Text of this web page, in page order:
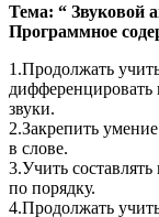
Тема: “ Звуковой
Программное
1.Продолжать
дифференцировать
звуки.
2.Закрепить
в слове.
3.Учить
по порядку.
4.Продолжать